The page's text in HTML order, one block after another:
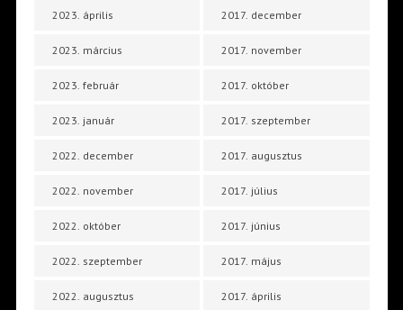
2023. április
2023. március
2023. február
2023. január
2022. december
2022. november
2022. október
2022. szeptember
2022. augusztus
2017. december
2017. november
2017. október
2017. szeptember
2017. augusztus
2017. július
2017. június
2017. május
2017. április